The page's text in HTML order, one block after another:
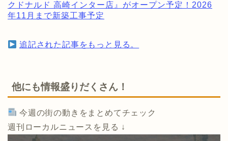
クドナルド 高崎インター店』がオープン予定！2026
年11月まで新築工事予定
追記された記事をもっと見る。
他にも情報盛りだくさん！
今週の街の動きをまとめてチェック
週刊ローカルニュースを見る ↓